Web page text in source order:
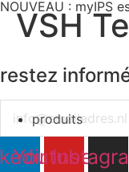
NOUVEAU : myIPS
fermer
produits
VSH
restez
Youtube